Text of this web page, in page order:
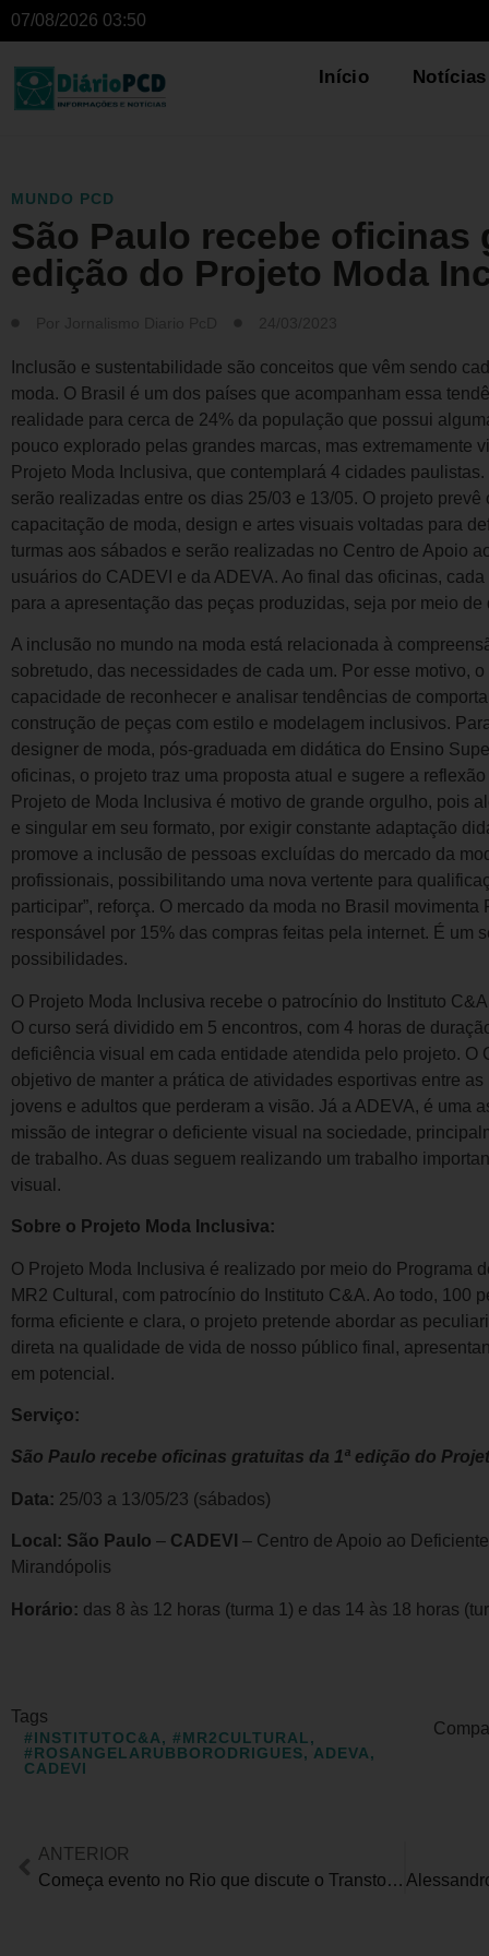
07/08/2026 03:50
Início Notícias
MUNDO PCD
São Paulo recebe oficinas
edição do Projeto Moda
Inclusão e sustentabilidade são conceitos que vêm sendo
moda. O Brasil é um dos países que acompanham essa
realidade para cerca de 24% da população que possui
pouco explorado pelas grandes marcas, mas extremamente
Projeto Moda Inclusiva, que contemplará 4 cidades
serão realizadas entre os dias 25/03 e 13/05. O projeto
capacitação de moda, design e artes visuais voltadas para
turmas aos sábados e serão realizadas no Centro de Apoio
usuários do CADEVI e da ADEVA. Ao final das oficinas,
para a apresentação das peças produzidas, seja por meio
A inclusão no mundo na moda está relacionada à
sobretudo, das necessidades de cada um. Por esse motivo,
capacidade de reconhecer e analisar tendências de
construção de peças com estilo e modelagem inclusivos.
designer de moda, pós-graduada em didática do Ensino
oficinas, o projeto traz uma proposta atual e sugere a
Projeto de Moda Inclusiva é motivo de grande orgulho, pois
e singular em seu formato, por exigir constante adaptação
promove a inclusão de pessoas excluídas do mercado da
profissionais, possibilitando uma nova vertente para
participar”, reforça. O mercado da moda no Brasil
responsável por 15% das compras feitas pela internet. É um
possibilidades.
O Projeto Moda Inclusiva recebe o patrocínio do Instituto
O curso será dividido em 5 encontros, com 4 horas de
deficiência visual em cada entidade atendida pelo projeto. O
objetivo de manter a prática de atividades esportivas entre
jovens e adultos que perderam a visão. Já a ADEVA, é uma
missão de integrar o deficiente visual na sociedade,
de trabalho. As duas seguem realizando um trabalho
visual.
Sobre o Projeto Moda Inclusiva:
O Projeto Moda Inclusiva é realizado por meio do Programa
MR2 Cultural, com patrocínio do Instituto C&A. Ao todo, 100
forma eficiente e clara, o projeto pretende abordar as
direta na qualidade de vida de nosso público final,
em potencial.
Serviço:
São Paulo recebe oficinas gratuitas da 1ª edição do
Data: 25/03 a 13/05/23 (sábados)
Local: São Paulo – CADEVI – Centro de Apoio ao
Mirandópolis
Horário: das 8 às 12 horas (turma 1) e das 14 às 18 horas
Tags
#INSTITUTOC&A, #MR2CULTURAL,
#ROSANGELARUBBORODRIGUES, ADEVA,
CADEVI
ANTERIOR
Começa evento no Rio que discute o Transtorno do Espectro Autista